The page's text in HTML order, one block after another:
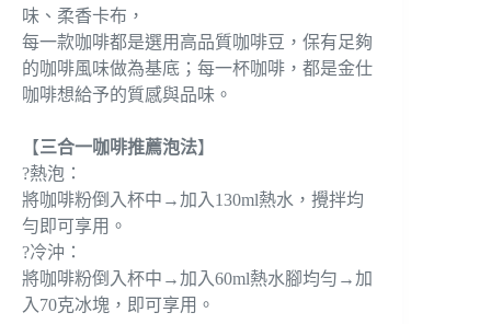
味、柔香卡布，
每一款咖啡都是選用高品質咖啡豆，保有足夠
的咖啡風味做為基底；每一杯咖啡，都是金仕
咖啡想給予的質感與品味。
【三合一咖啡推薦泡法】
?熱泡：
將咖啡粉倒入杯中→加入130ml熱水，攪拌均
勻即可享用。
?冷沖：
將咖啡粉倒入杯中→加入60ml熱水腳均勻→加
入70克冰塊，即可享用。